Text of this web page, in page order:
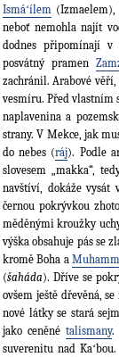
Ismáʻílem
neboť nemohla najít
dodnes připomínají
posvátný pramen
zachránil. Arabové
vesmíru. Před vlastním
naplavenina a
strany. V Mekce, jak
do nebes (ráj). Podle
slovesem „makka“,
navštíví, dokáže vysát
černou pokrývkou
měděnými kroužky
výška obsahuje pás se
kromě Boha a
(šaháda). Dříve se
ovšem ještě dřevěná,
nové látky se stará
jako ceněné talismany.
suverenitu nad